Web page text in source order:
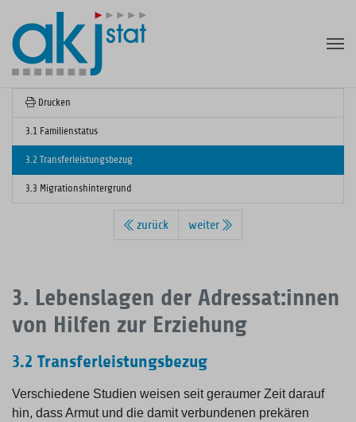
Hauptinhalt
springen
3. Lebenslagen der Adressat:innen
von Hilfen zur Erziehung
3.2 Transferleistungsbezug
Verschiedene Studien weisen seit geraumer Zeit darauf
hin, dass Armut und die damit verbundenen prekären
Drucken
3.1 Familienstatus
3.2 Transferleistungsbezug
3.3 Migrationshintergrund
zurück weiter